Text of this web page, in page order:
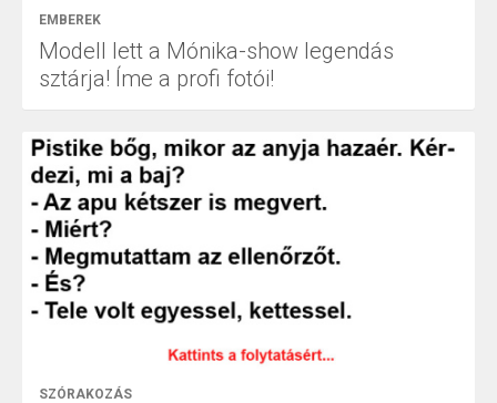
EMBEREK
Modell lett a Mónika-show legendás
sztárja! Íme a profi fotói!
SZÓRAKOZÁS